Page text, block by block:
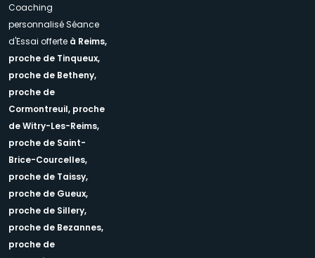
Coaching
personnalisé Séance
d'Essai offerte à Reims,
proche de Tinqueux,
proche de Betheny,
proche de
Cormontreuil, proche
de Witry-Les-Reims,
proche de Saint-
Brice-Courcelles,
proche de Taissy,
proche de Gueux,
proche de Sillery,
proche de Bezannes,
proche de